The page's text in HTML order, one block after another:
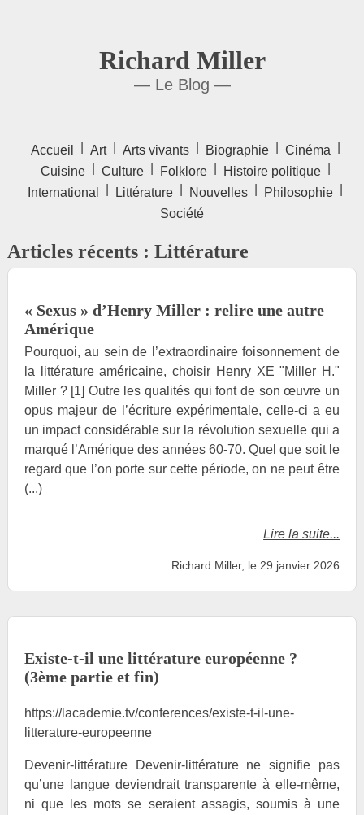
Richard Miller
— Le Blog —
Accueil Art Arts vivants Biographie Cinéma
Cuisine
Culture Folklore Histoire politique
International
Littérature Nouvelles Philosophie
Société
Articles récents : Littérature
« Sexus » d’Henry Miller : relire une autre
Amérique
Pourquoi, au sein de l’extraordinaire foisonnement de
la littérature américaine, choisir Henry XE "Miller H."
Miller ? [1] Outre les qualités qui font de son œuvre un
opus majeur de l’écriture expérimentale, celle-ci a eu
un impact considérable sur la révolution sexuelle qui a
marqué l’Amérique des années 60-70. Quel que soit le
regard que l’on porte sur cette période, on ne peut être
(...)
Lire la suite...
Richard Miller, le 29 janvier 2026
Existe-t-il une littérature européenne ?
(3ème partie et fin)
https://lacademie.tv/conferences/existe-t-il-une-
litterature-europeenne
Devenir-littérature Devenir-littérature ne signifie pas
qu’une langue deviendrait transparente à elle-même,
ni que les mots se seraient assagis, soumis à une